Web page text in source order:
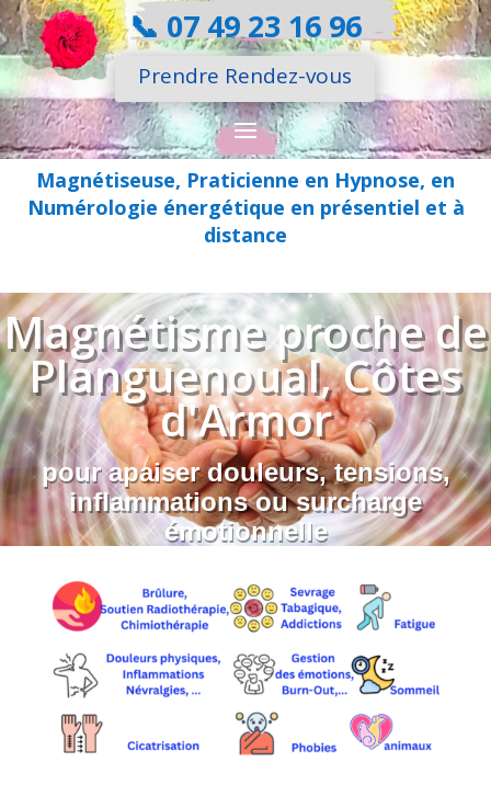
📞 07 49 23 16 96
Prendre Rendez-vous
Magnétiseuse, Praticienne en Hypnose, en
Numérologie énergétique en présentiel et à
distance
Magnétisme proche de
Planguenoual, Côtes
d'Armor
pour apaiser douleurs, tensions,
inflammations ou surcharge
émotionnelle